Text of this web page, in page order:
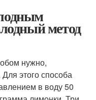
метод
нужно,
этого способа
в воду 50